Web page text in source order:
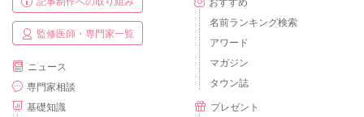
監修医師・専門家一覧
ニュース
専門家相談
基礎知識
名前ランキング検索
アワード
マガジン
タウン誌
プレゼント